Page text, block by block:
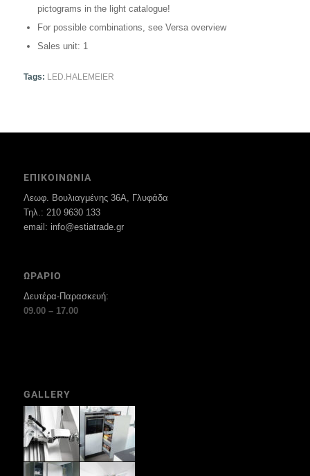
pictograms in the light catalogue!
For possible combinations, see Versa overview
Sales unit: 1
Tags: LED.HALEMEIER
ΕΠΙΚΟΙΝΩΝΙΑ
Λεωφ. Βουλιαγμένης 36Α, Γλυφάδα
Τηλ.: 210 9630 133
email: info@estiatrade.gr
ΩΡΑΡΙΟ
Δευτέρα-Παρασκευή:
09.00 – 17.00
GALLERY